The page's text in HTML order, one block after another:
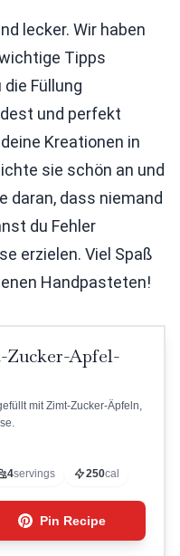
lecker. Wir haben
Tipps
Füllung
und perfekt
Kreationen in
sie schön an und
daran, dass niemand
du Fehler
erzielen. Viel Spaß
Handpasteten!
Apfel-
mit Zimt-Zucker-Äpfeln,
4servings 250cal
Pin Recipe